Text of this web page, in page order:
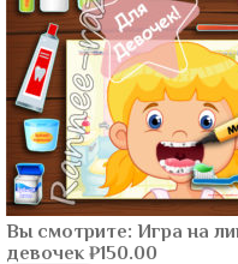
Вы смотрите: Игра на
девочек ₽150.00